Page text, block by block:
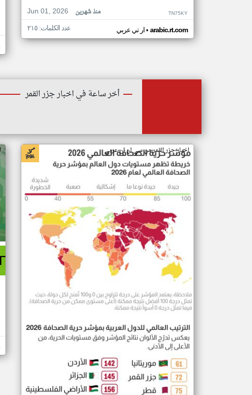
Jun 01, 2026
منذ شهرين TN75KY
ار تي عربي• arabic.rt.com عدد الكلمات: ٢١٥
أخر ساعة في اخبار جزر القمر
اخبار جزر القمر من سي ان ان عربي